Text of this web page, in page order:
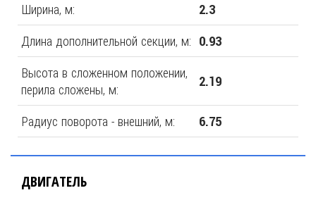
Ширина, м: 2.3
Длина дополнительной секции, м: 0.93
Высота в сложенном положении,
перила сложены, м:
2.19
Радиус поворота - внешний, м: 6.75
ДВИГАТЕЛЬ